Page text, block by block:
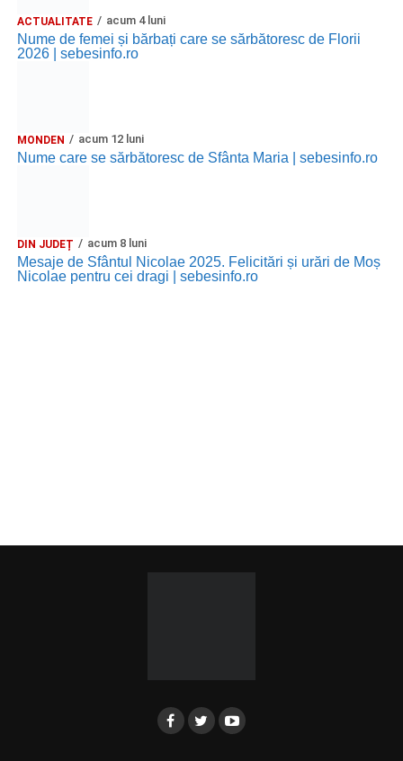
ACTUALITATE acum 4 luni
Nume de femei și bărbați care se sărbătoresc de Florii
2026 | sebesinfo.ro
MONDEN acum 12 luni
Nume care se sărbătoresc de Sfânta Maria | sebesinfo.ro
DIN JUDEȚ acum 8 luni
Mesaje de Sfântul Nicolae 2025. Felicitări și urări de Moș
Nicolae pentru cei dragi | sebesinfo.ro